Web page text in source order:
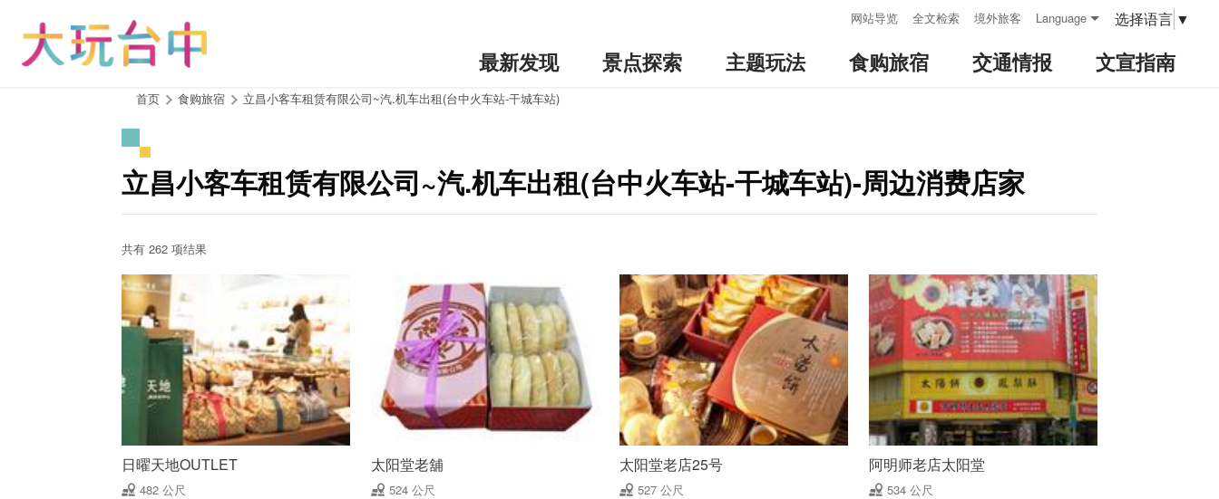
网站导览 全文检索 境外旅客 Language 选择语言 ▼
最新发现 景点探索 主题玩法 食购旅宿 交通情报 文宣指南
首页 食购旅宿 立昌小客车租赁有限公司~汽.机车出租(台中火车站-干城车站)
立昌小客车租赁有限公司~汽.机车出租(台中火车站-干城车站)-周边消费店家
共有 262 项结果
日曜天地OUTLET
482 公尺
太阳堂老舖
524 公尺
太阳堂老店25号
527 公尺
阿明师老店太阳堂
534 公尺